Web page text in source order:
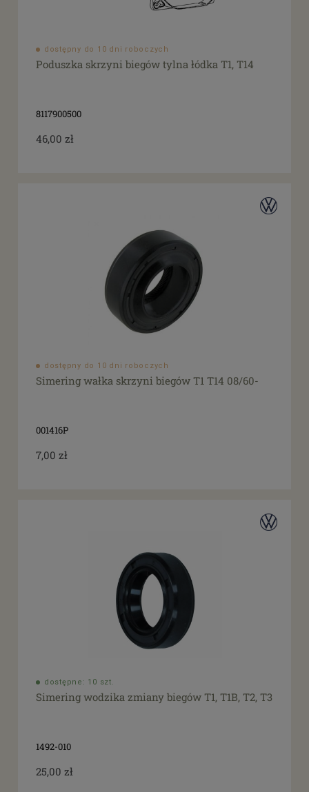
dostępny do 10 dni roboczych
Poduszka skrzyni biegów tylna łódka T1, T14
8117900500
46,00 zł
dostępny do 10 dni roboczych
Simering wałka skrzyni biegów T1 T14 08/60-
001416P
7,00 zł
dostępne: 10 szt.
Simering wodzika zmiany biegów T1, T1B, T2, T3
1492-010
25,00 zł